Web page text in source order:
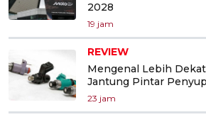
2028
19 jam
REVIEW
Mengenal Lebih
Jantung Pintar
23 jam